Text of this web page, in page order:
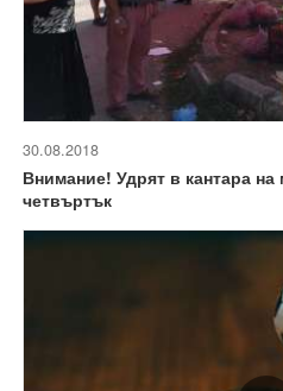
30.08.2018
Внимание! Удрят в кантара на
четвъртък